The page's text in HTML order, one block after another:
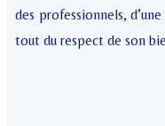
des professionnels,
tout du respect de son